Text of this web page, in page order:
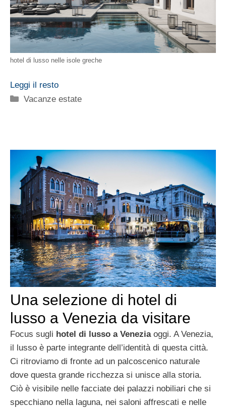
hotel di lusso nelle isole greche
Leggi il resto
Categorie
Vacanze estate
Una selezione di hotel di
lusso a Venezia da visitare
Focus sugli hotel di lusso a Veneziaoggi. A Venezia,
il lusso è parte integrante dell’identità di questa città.
Ci ritroviamo di fronte ad un palcoscenico naturale
dove questa grande ricchezza si unisce alla storia.
Ciò è visibile nelle facciate dei palazzi nobiliari che si
specchiano nella laguna, nei saloni affrescati e nelle